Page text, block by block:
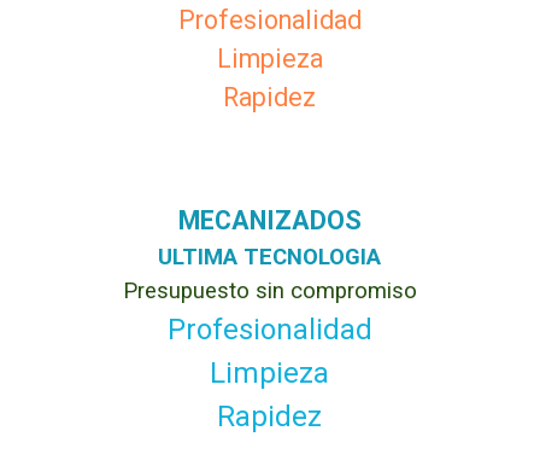
Profesionalidad
Limpieza
Rapidez
MECANIZADOS
ULTIMA TECNOLOGIA
Presupuesto sin compromiso
Profesionalidad
Limpieza
Rapidez